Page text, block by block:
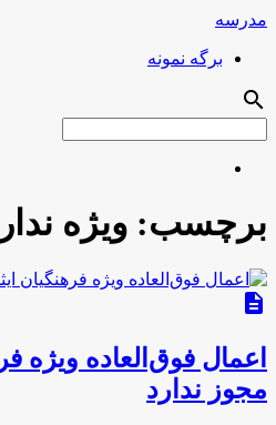
مدرسه
برگه نمونه
search
برچسب: ویژه
description
اعمال فوق‌العاده ویژه
مجوز ندارد